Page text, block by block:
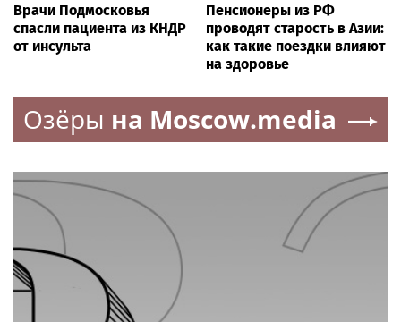
Врачи Подмосковья
спасли пациента из КНДР
от инсульта
Пенсионеры из РФ
проводят старость в Азии:
как такие поездки влияют
на здоровье
Озёры на Moscow.media